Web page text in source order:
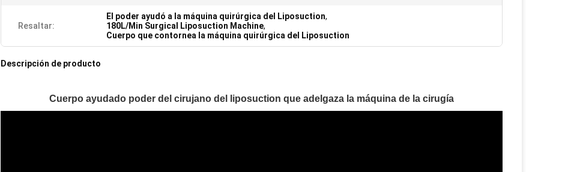
Resaltar:
El poder ayudó a la máquina quirúrgica del Liposuction,
180L/Min Surgical Liposuction Machine,
Cuerpo que contornea la máquina quirúrgica del Liposuction
Descripción de producto
Cuerpo ayudado poder del cirujano del liposuction que adelgaza la máquina de la cirugía